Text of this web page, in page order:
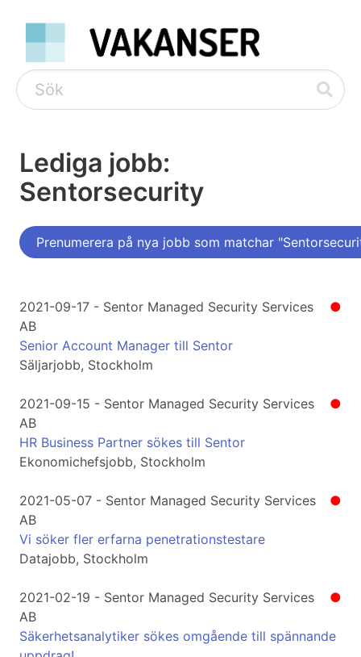
Lediga jobb:
Sentorsecurity
Prenumerera på nya jobb som matchar
●
2021-09-17 - Sentor Managed Security Services
AB
Senior Account Manager till Sentor
Säljarjobb, Stockholm
●
2021-09-15 - Sentor Managed Security Services
AB
HR Business Partner sökes till Sentor
Ekonomichefsjobb, Stockholm
●
2021-05-07 - Sentor Managed Security Services
AB
Vi söker fler erfarna penetrationstestare
Datajobb, Stockholm
●
2021-02-19 - Sentor Managed Security Services
AB
Säkerhetsanalytiker sökes omgående till spännande